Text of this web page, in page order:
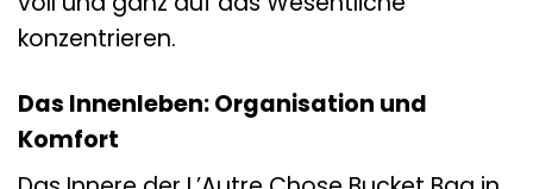
konzentrieren.
Das Innenleben: Organisation und
Komfort